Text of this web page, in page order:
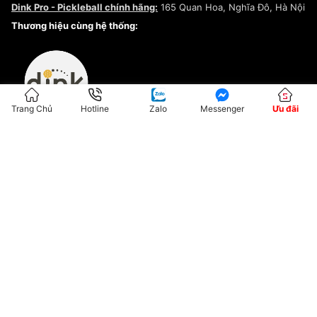
Kiểm tra tình trạng đơn hàng
Dink Pro - Pickleball chính hãng: 165 Quan Hoa, Nghĩa Đô, Hà Nội
Thương hiệu cùng hệ thống:
Trang Chủ Hotline Zalo Messenger Ưu đãi